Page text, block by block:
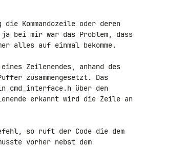
Kommandozeile oder deren
ja bei mir war das Problem, dass
alles auf einmal bekomme.
Zeilenendes, anhand des
zusammengesetzt. Das
über den
erkannt wird die Zeile an
so ruft der Code die dem
vorher nebst dem